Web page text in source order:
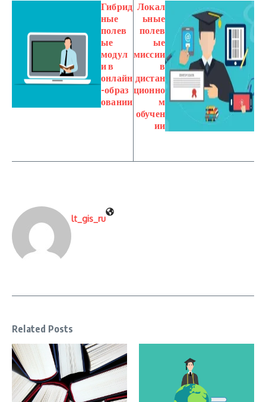
Гибрид
ные
полев
ые
модул
и в
онлайн
-образ
овании
Локал
ьные
полев
ые
миссии
в
дистан
ционно
м
обучен
ии
lt_gis_ru
Related Posts